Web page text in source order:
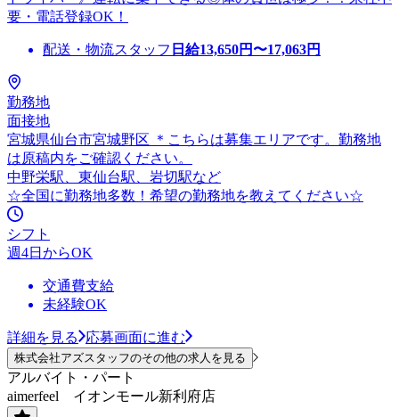
要・電話登録OK！
配送・物流スタッフ 日給13,650円〜17,063円
勤務地
面接地
宮城県仙台市宮城野区 ＊こちらは募集エリアです。勤務地
は原稿内をご確認ください。
中野栄駅、東仙台駅、岩切駅など
☆全国に勤務地多数！希望の勤務地を教えてください☆
シフト
週4日からOK
交通費支給
未経験OK
詳細を見る 応募画面に進む
株式会社アズスタッフのその他の求人を見る
アルバイト・パート
aimerfeel イオンモール新利府店